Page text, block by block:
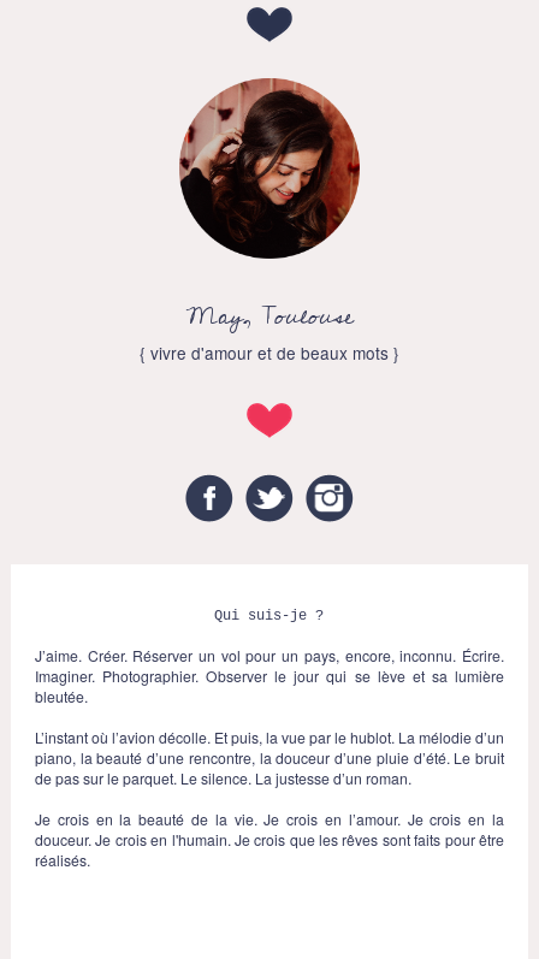
May, Toulouse
{ vivre d'amour et de beaux mots }
FacebookTwitter
Qui suis-je ?
J’aime. Créer. Réserver un vol pour un pays, encore, inconnu. Écrire.
Imaginer. Photographier. Observer le jour qui se lève et sa lumière
bleutée.
L’instant où l’avion décolle. Et puis, la vue par le hublot. La mélodie d’un
piano, la beauté d’une rencontre, la douceur d’une pluie d’été. Le bruit
de pas sur le parquet. Le silence. La justesse d’un roman.
Je crois en la beauté de la vie. Je crois en l’amour. Je crois en la
douceur. Je crois en l'humain. Je crois que les rêves sont faits pour être
réalisés.